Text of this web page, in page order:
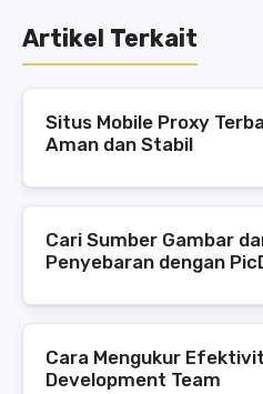
Artikel Terkait
Situs Mobile Proxy
Aman dan Stabil
Cari Sumber Gambar
Penyebaran dengan
Cara Mengukur
Development Team